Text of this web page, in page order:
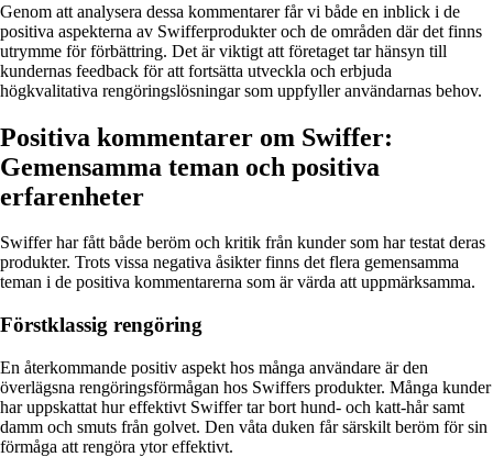
Genom att analysera dessa kommentarer får vi både en inblick i de
positiva aspekterna av Swifferprodukter och de områden där det finns
utrymme för förbättring. Det är viktigt att företaget tar hänsyn till
kundernas feedback för att fortsätta utveckla och erbjuda
högkvalitativa rengöringslösningar som uppfyller användarnas behov.
Positiva kommentarer om Swiffer:
Gemensamma teman och positiva
erfarenheter
Swiffer har fått både beröm och kritik från kunder som har testat deras
produkter. Trots vissa negativa åsikter finns det flera gemensamma
teman i de positiva kommentarerna som är värda att uppmärksamma.
Förstklassig rengöring
En återkommande positiv aspekt hos många användare är den
överlägsna rengöringsförmågan hos Swiffers produkter. Många kunder
har uppskattat hur effektivt Swiffer tar bort hund- och katt-hår samt
damm och smuts från golvet. Den våta duken får särskilt beröm för sin
förmåga att rengöra ytor effektivt.